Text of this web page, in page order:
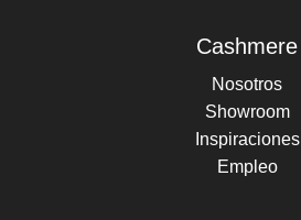
Cashmere
Nosotros
Showroom
Inspiraciones
Empleo